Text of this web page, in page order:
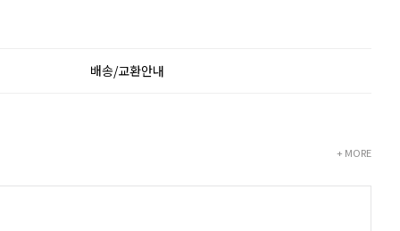
배송/교환안내
+ MORE